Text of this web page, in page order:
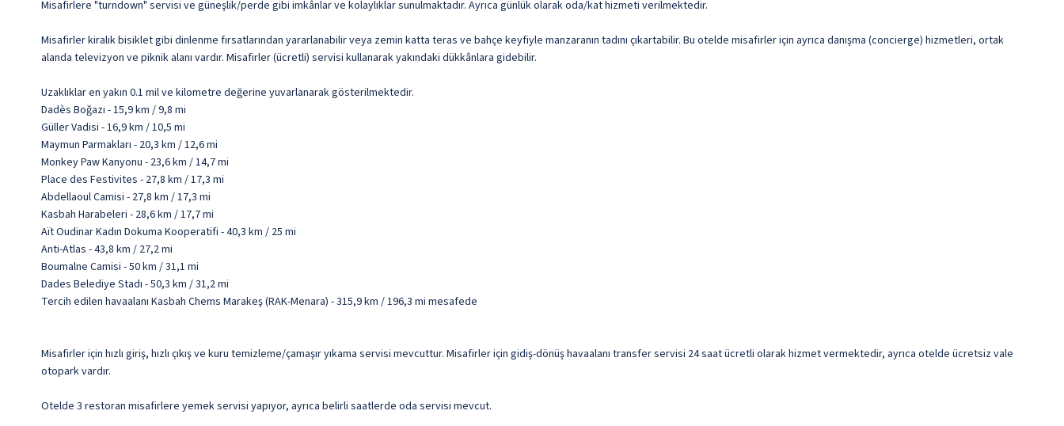
Misafirlere "turndown" servisi ve güneşlik/perde gibi imkânlar ve kolaylıklar sunulmaktadır. Ayrıca günlük olarak oda/kat hizmeti verilmektedir.
Misafirler kiralık bisiklet gibi dinlenme fırsatlarından yararlanabilir veya zemin katta teras ve bahçe keyfiyle manzaranın tadını çıkartabilir. Bu otelde misafirler için ayrıca danışma (concierge) hizmetleri, ortak
alanda televizyon ve piknik alanı vardır. Misafirler (ücretli) servisi kullanarak yakındaki dükkânlara gidebilir.
Uzaklıklar en yakın 0.1 mil ve kilometre değerine yuvarlanarak gösterilmektedir.
Dadès Boğazı - 15,9 km / 9,8 mi
Güller Vadisi - 16,9 km / 10,5 mi
Maymun Parmakları - 20,3 km / 12,6 mi
Monkey Paw Kanyonu - 23,6 km / 14,7 mi
Place des Festivites - 27,8 km / 17,3 mi
Abdellaoul Camisi - 27,8 km / 17,3 mi
Kasbah Harabeleri - 28,6 km / 17,7 mi
Aït Oudinar Kadın Dokuma Kooperatifi - 40,3 km / 25 mi
Anti-Atlas - 43,8 km / 27,2 mi
Boumalne Camisi - 50 km / 31,1 mi
Dades Belediye Stadı - 50,3 km / 31,2 mi
Tercih edilen havaalanı Kasbah Chems Marakeş (RAK-Menara) - 315,9 km / 196,3 mi mesafede
Misafirler için hızlı giriş, hızlı çıkış ve kuru temizleme/çamaşır yıkama servisi mevcuttur. Misafirler için gidiş-dönüş havaalanı transfer servisi 24 saat ücretli olarak hizmet vermektedir, ayrıca otelde ücretsiz vale
otopark vardır.
Otelde 3 restoran misafirlere yemek servisi yapıyor, ayrıca belirli saatlerde oda servisi mevcut.